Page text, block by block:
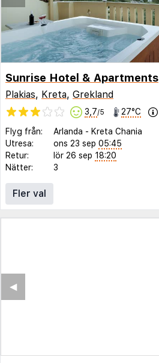
Sunrise Hotel & Apartments
Plakias, Kreta, Grekland
3,7/5 27°C
Flyg från: Arlanda - Kreta Chania
Utresa:
ons 23 sep 05:45
Retur:
lör 26 sep 18:20
Nätter:
3
Fler val
◀︎